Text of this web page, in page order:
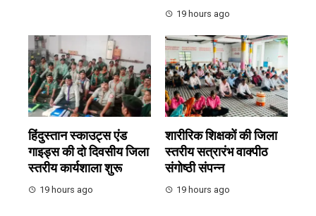
19 hours ago
हिंदुस्तान स्काउट्स एंड
गाइड्स की दो दिवसीय जिला
स्तरीय कार्यशाला शुरू
19 hours ago
शारीरिक शिक्षकों की जिला
स्तरीय सत्रारंभ वाक्पीठ
संगोष्ठी संपन्न
19 hours ago